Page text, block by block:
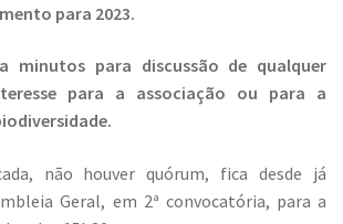
para 2023.
minutos para discussão de qualquer
para a associação ou para a
não houver quórum, fica desde já
Geral, em 2ª convocatória, para a